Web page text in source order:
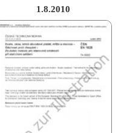
1.8.2010